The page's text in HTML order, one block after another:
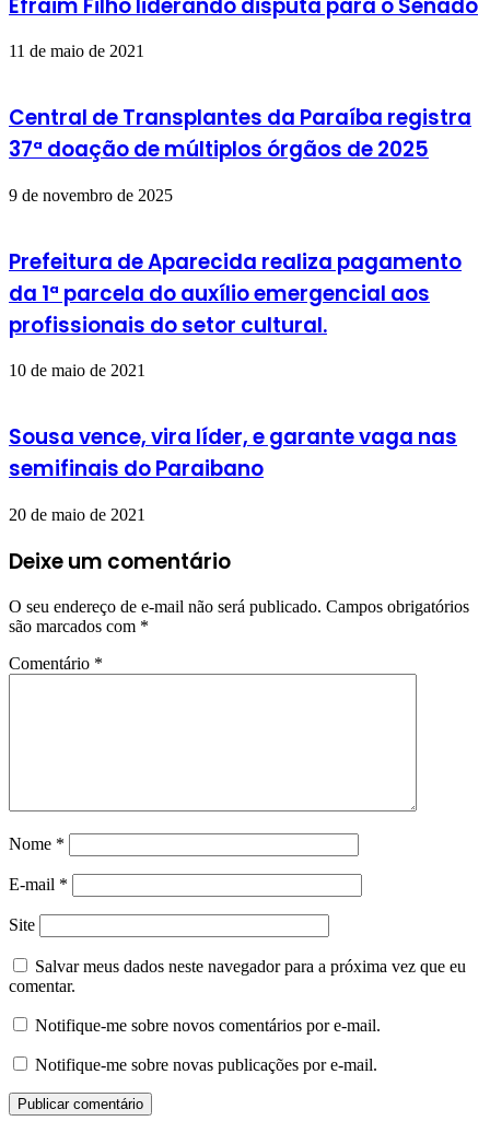
11 de maio de 2021
Central de Transplantes da Paraíba registra
37ª doação de múltiplos órgãos de 2025
9 de novembro de 2025
Prefeitura de Aparecida realiza pagamento
da 1ª parcela do auxílio emergencial aos
profissionais do setor cultural.
10 de maio de 2021
Sousa vence, vira líder, e garante vaga nas
semifinais do Paraibano
20 de maio de 2021
Deixe um comentário
O seu endereço de e-mail não será publicado. Campos obrigatórios
são marcados com *
Comentário *
Nome *
E-mail *
Site
Salvar meus dados neste navegador para a próxima vez que eu
comentar.
Notifique-me sobre novos comentários por e-mail.
Notifique-me sobre novas publicações por e-mail.